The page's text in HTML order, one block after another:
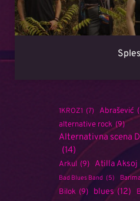
1KROZ1 (7) Abrašević
alternative rock (9)
Alternativna scena
(14)
Arkul (9) Atilla Aksoj
Bad Blues Band (5)
Bilok (9) blues (12)